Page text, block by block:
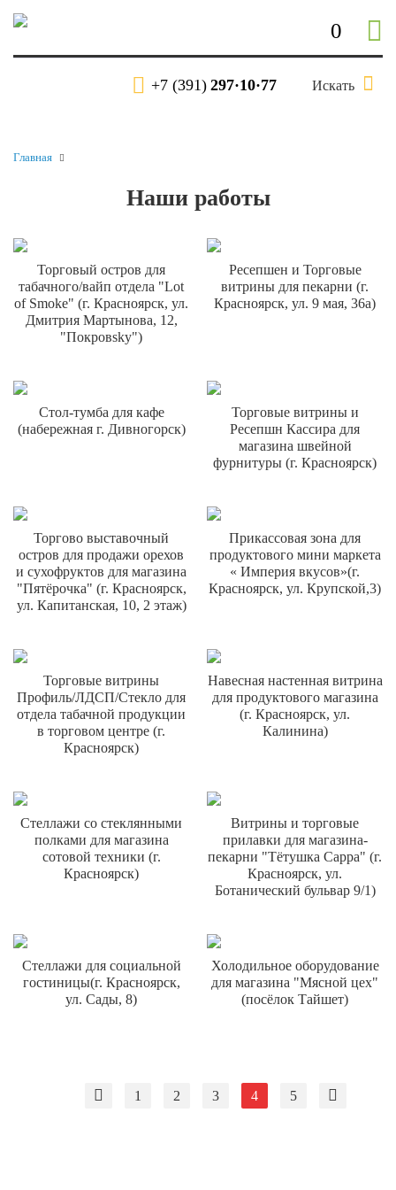
0
+7 (391) 297·10·77 Искать
Главная
Наши работы
Торговый остров для
табачного/вайп отдела "Lot
of Smoke" (г. Красноярск, ул.
Дмитрия Мартынова, 12,
"Покровsky")
Ресепшен и Торговые
витрины для пекарни (г.
Красноярск, ул. 9 мая, 36а)
Стол-тумба для кафе
(набережная г. Дивногорск)
Торговые витрины и
Ресепшн Кассира для
магазина швейной
фурнитуры (г. Красноярск)
Торгово выставочный
остров для продажи орехов
и сухофруктов для магазина
"Пятёрочка" (г. Красноярск,
ул. Капитанская, 10, 2 этаж)
Прикассовая зона для
продуктового мини маркета
« Империя вкусов»(г.
Красноярск, ул. Крупской,3)
Торговые витрины
Профиль/ЛДСП/Стекло для
отдела табачной продукции
в торговом центре (г.
Красноярск)
Навесная настенная витрина
для продуктового магазина
(г. Красноярск, ул.
Калинина)
Стеллажи со стеклянными
полками для магазина
сотовой техники (г.
Красноярск)
Витрины и торговые
прилавки для магазина-
пекарни "Тётушка Сарра" (г.
Красноярск, ул.
Ботанический бульвар 9/1)
Стеллажи для социальной
гостиницы(г. Красноярск,
ул. Сады, 8)
Холодильное оборудование
для магазина "Мясной цех"
(посёлок Тайшет)
1 2 3 4 5